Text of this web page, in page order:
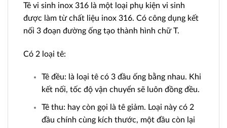
Tê vi sinh inox 316 là một loại phụ kiện vi sinh
được làm từ chất liệu inox 316. Có công dụng kết
nối 3 đoạn đường ống tạo thành hình chữ T.
Có 2 loại tê:
Tê đều: là loại tê có 3 đầu ống bằng nhau. Khi
kết nối, tốc độ vận chuyển sẽ luôn đồng đều.
Tê thu: hay còn gọi là tê giảm. Loại này có 2
đầu chính cùng kích thước, một đầu còn lại